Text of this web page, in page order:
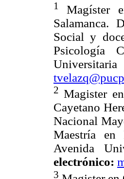
1
Magíster
Salamanca.
Social y
Psicología
2 Magister
Cayetano
Nacional
Maestría
Avenida
electrónico:
3